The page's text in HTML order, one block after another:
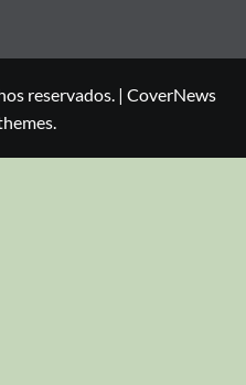
reservados. | CoverNews